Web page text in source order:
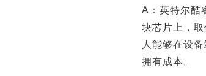
A：英特尔酷
块芯片上，
人能够在设
拥有成本。